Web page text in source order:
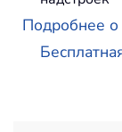
Подробнее